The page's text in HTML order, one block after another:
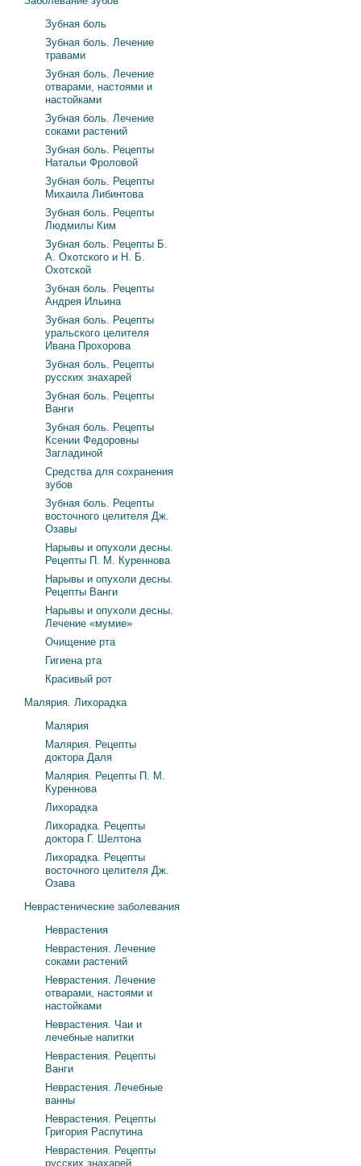
Зубная боль
Зубная боль. Лечение
травами
Зубная боль. Лечение
отварами, настоями и
настойками
Зубная боль. Лечение
соками растений
Зубная боль. Рецепты
Натальи Фроловой
Зубная боль. Рецепты
Михаила Либинтова
Зубная боль. Рецепты
Людмилы Ким
Зубная боль. Рецепты Б.
А. Охотского и Н. Б.
Охотской
Зубная боль. Рецепты
Андрея Ильина
Зубная боль. Рецепты
уральского целителя
Ивана Прохорова
Зубная боль. Рецепты
русских знахарей
Зубная боль. Рецепты
Ванги
Зубная боль. Рецепты
Ксении Федоровны
Загладиной
Средства для сохранения
зубов
Зубная боль. Рецепты
восточного целителя Дж.
Озавы
Нарывы и опухоли десны.
Рецепты П. М. Куреннова
Нарывы и опухоли десны.
Рецепты Ванги
Нарывы и опухоли десны.
Лечение «мумие»
Очищение рта
Гигиена рта
Красивый рот
Малярия. Лихорадка
Малярия
Малярия. Рецепты
доктора Даля
Малярия. Рецепты П. М.
Куреннова
Лихорадка
Лихорадка. Рецепты
доктора Г. Шелтона
Лихорадка. Рецепты
восточного целителя Дж.
Озава
Неврастенические заболевания
Неврастения
Неврастения. Лечение
соками растений
Неврастения. Лечение
отварами, настоями и
настойками
Неврастения. Чаи и
лечебные напитки
Неврастения. Рецепты
Ванги
Неврастения. Лечебные
ванны
Неврастения. Рецепты
Григория Распутина
Неврастения. Рецепты
русских знахарей